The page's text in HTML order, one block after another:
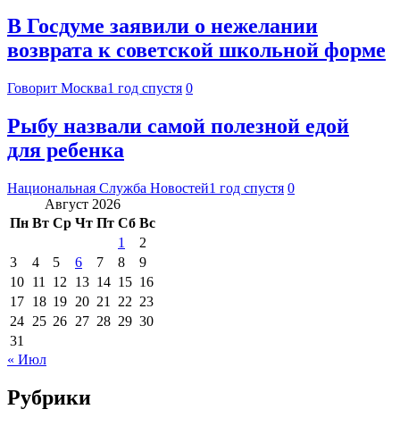
В Госдуме заявили о нежелании
возврата к советской школьной форме
Говорит Москва1 год спустя 0
Рыбу назвали самой полезной едой
для ребенка
Национальная Служба Новостей1 год спустя 0
Август 2026
Пн Вт Ср Чт Пт Сб Вс
1
2
3
4 5 6 7 8
9
10 11 12 13 14 15 16
17 18 19 20 21 22 23
24 25 26 27 28 29 30
31
« Июл
Рубрики